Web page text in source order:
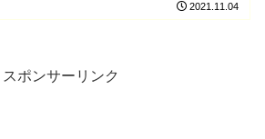
2021.11.04
スポンサーリンク